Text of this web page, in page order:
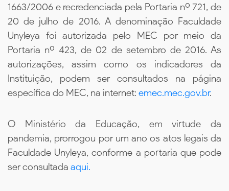
1663/2006 e recredenciada pela Portaria nº 721, de
20 de julho de 2016. A denominação Faculdade
Unyleya foi autorizada pelo MEC por meio da
Portaria nº 423, de 02 de setembro de 2016. As
autorizações, assim como os indicadores da
Instituição, podem ser consultados na página
específica do MEC, na internet: emec.mec.gov.br.
O Ministério da Educação, em virtude da
pandemia, prorrogou por um ano os atos legais da
Faculdade Unyleya, conforme a portaria que pode
ser consultada aqui.